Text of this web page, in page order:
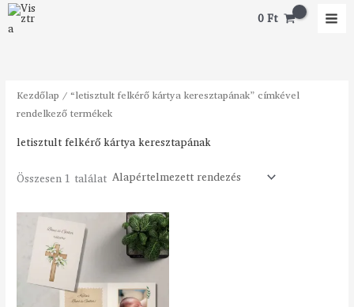
Skip
to
0Ft
Kezdőlap / “letisztult felkérő kártya keresztapának” címkével
rendelkező termékek
letisztult felkérő kártya keresztapának
Összesen 1 találat